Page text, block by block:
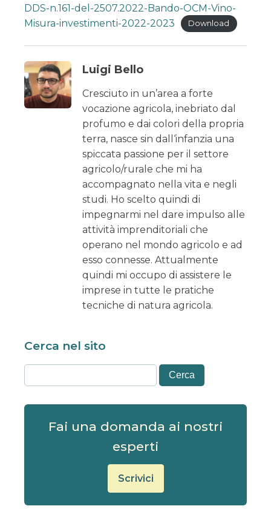
DDS-n.161-del-2507.2022-Bando-OCM-Vino-
Misura-investimenti-2022-2023
Download
Luigi Bello
Cresciuto in un’area a forte
vocazione agricola, inebriato dal
profumo e dai colori della propria
terra, nasce sin dall‘infanzia una
spiccata passione per il settore
agricolo/rurale che mi ha
accompagnato nella vita e negli
studi. Ho scelto quindi di
impegnarmi nel dare impulso alle
attività imprenditoriali che
operano nel mondo agricolo e ad
esso connesse. Attualmente
quindi mi occupo di assistere le
imprese in tutte le pratiche
tecniche di natura agricola.
Cerca nel sito
Fai una domanda ai nostri
esperti
Scrivici